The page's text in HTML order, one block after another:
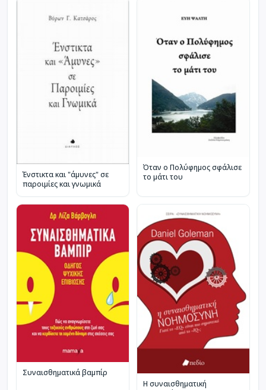
Ένστικτα και "άμυνες" σε
παροιμίες και γνωμικά
Όταν ο Πολύφημος σφάλισε
το μάτι του
Συναισθηματικά βαμπίρ
Η συναισθηματική